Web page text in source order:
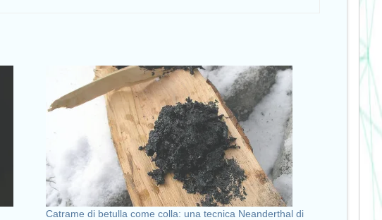
Catrame di betulla come colla: una tecnica Neanderthal di